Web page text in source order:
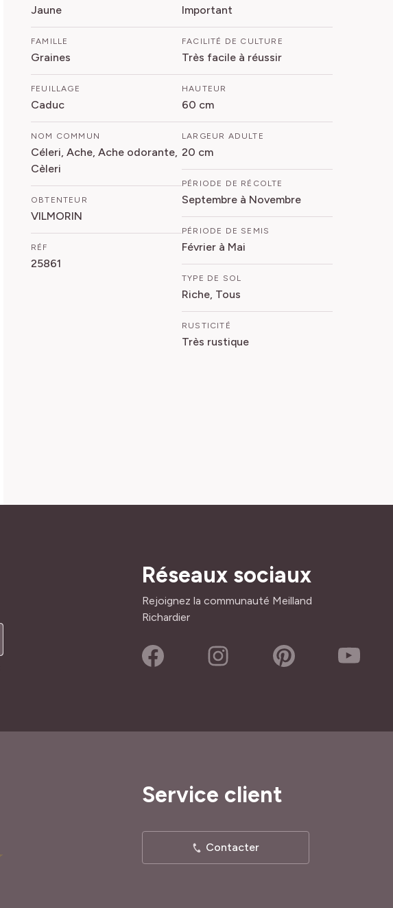
Jaune
FAMILLE
Graines
FEUILLAGE
Caduc
NOM COMMUN
Céleri, Ache, Ache odorante,
Cèleri
OBTENTEUR
VILMORIN
RÉF
25861
Important
FACILITÉ DE CULTURE
Très facile à réussir
HAUTEUR
60 cm
LARGEUR ADULTE
20 cm
PÉRIODE DE RÉCOLTE
Septembre à Novembre
PÉRIODE DE SEMIS
Février à Mai
TYPE DE SOL
Riche, Tous
RUSTICITÉ
Très rustique
Réseaux sociaux
Rejoignez la communauté Meilland
Richardier
Service client
Contacter